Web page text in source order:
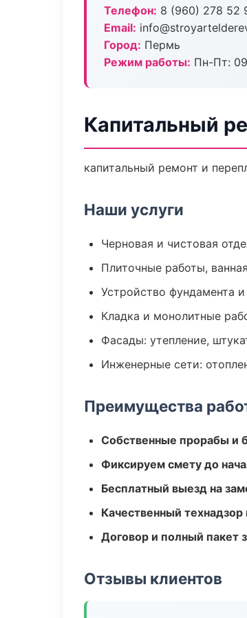
Телефон: 8 (960) 278 52
Email:
Город: Пермь
Режим работы: Пн-Пт:
Капитальный
капитальный ремонт и
Наши услуги
Черновая и чистовая
Плиточные работы,
Устройство фундамента
Кладка и монолитные
Фасады: утепление,
Инженерные сети:
Преимущества
Собственные прорабы и
Фиксируем смету до
Бесплатный выезд на
Качественный
Договор и полный пакет
Отзывы клиентов